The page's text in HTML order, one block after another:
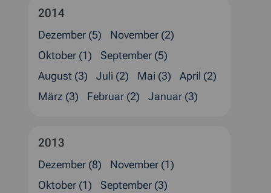
2014
Dezember (5)
November (2)
Oktober (1)
September (5)
August (3)
Juli (2) Mai (3)
April (2)
März (3)
Februar (2) Januar (3)
2013
Dezember (8)
November (1)
Oktober (1)
September (3)